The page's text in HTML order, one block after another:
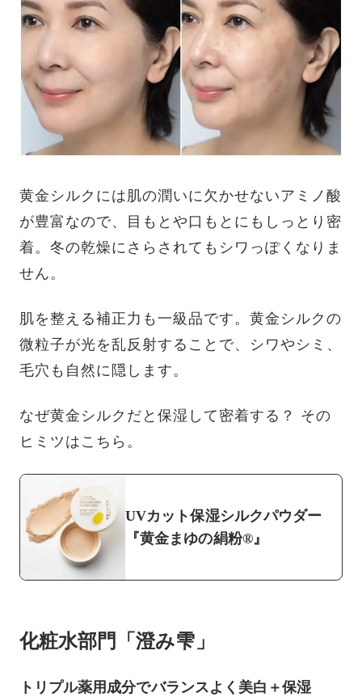
黄金シルクには肌の潤いに欠かせないアミノ酸
が豊富なので、目もとや口もとにもしっとり密
着。冬の乾燥にさらされてもシワっぽくなりま
せん。
肌を整える補正力も一級品です。黄金シルクの
微粒子が光を乱反射することで、シワやシミ、
毛穴も自然に隠します。
なぜ黄金シルクだと保湿して密着する？ その
ヒミツはこちら。
UVカット保湿シルクパウダー
『黄金まゆの絹粉®』
化粧水部門「澄み雫」
トリプル薬用成分でバランスよく美白＋保湿